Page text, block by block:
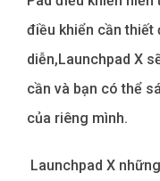
điều khiển cần thiết
diễn,Launchpad X
cần và bạn có thể
của riêng mình.
Launchpad X